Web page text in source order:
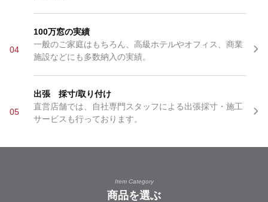
04
100万窓の実績
一般のご家庭はもちろん、高級ホテルやオフィス、商業
施設などにも多数納入の実績。
05
出張 採寸/取り付け
直営店舗では、自社専門スタッフによる出張採寸・施工
サービスも行っております。
Item Category
商品を選ぶ